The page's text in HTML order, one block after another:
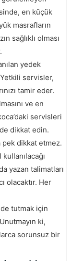
en küçük
masrafların
sağlıklı olması
yedek
servisler,
tamir eder.
ve en
servisleri
dikkat edin.
pek dikkat etmez.
yazan talimatları
olacaktır. Her
tutmak için
ki,
sorunsuz bir